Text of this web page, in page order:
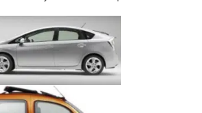
su equipaje.
ocho plazas más conductor.
Más de ocho plazas, diferenciados
(furgonetas y camiones):
para el transporte de mercancías.